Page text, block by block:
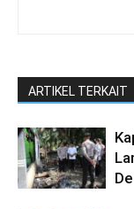
ARTIKEL TERKAIT